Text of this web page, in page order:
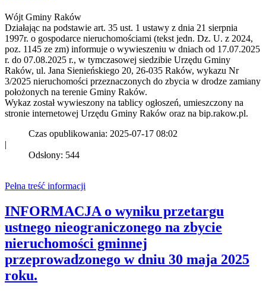
Wójt Gminy Raków
Działając na podstawie art. 35 ust. 1 ustawy z dnia 21 sierpnia
1997r. o gospodarce nieruchomościami (tekst jedn. Dz. U. z 2024,
poz. 1145 ze zm) informuje o wywieszeniu w dniach od 17.07.2025
r. do 07.08.2025 r., w tymczasowej siedzibie Urzędu Gminy
Raków, ul. Jana Sienieńskiego 20, 26-035 Raków, wykazu Nr
3/2025 nieruchomości przeznaczonych do zbycia w drodze zamiany
położonych na terenie Gminy Raków.
Wykaz został wywieszony na tablicy ogłoszeń, umieszczony na
stronie internetowej Urzędu Gminy Raków oraz na bip.rakow.pl.
Czas opublikowania: 2025-07-17 08:02
|
Odsłony: 544
Pełna treść informacji
INFORMACJA o wyniku przetargu
ustnego nieograniczonego na zbycie
nieruchomości gminnej
przeprowadzonego w dniu 30 maja 2025
roku.